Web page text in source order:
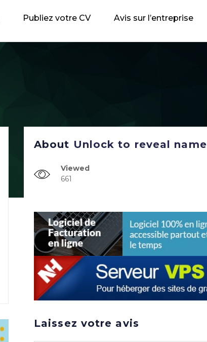
Publiez votre CV Avis sur l’entreprise
About Unlock to reveal name
Viewed
661
Laissez votre avis